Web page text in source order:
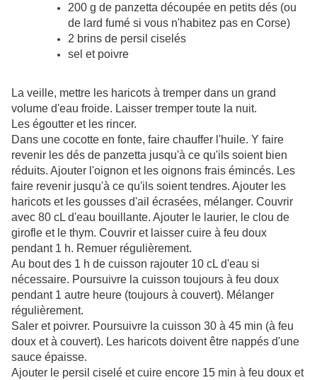
200 g de panzetta découpée en petits dés (ou
de lard fumé si vous n'habitez pas en Corse)
2 brins de persil ciselés
sel et poivre
La veille, mettre les haricots à tremper dans un grand
volume d'eau froide. Laisser tremper toute la nuit.
Les égoutter et les rincer.
Dans une cocotte en fonte, faire chauffer l'huile. Y faire
revenir les dés de panzetta jusqu'à ce qu'ils soient bien
réduits. Ajouter l'oignon et les oignons frais émincés. Les
faire revenir jusqu'à ce qu'ils soient tendres. Ajouter les
haricots et les gousses d'ail écrasées, mélanger. Couvrir
avec 80 cL d'eau bouillante. Ajouter le laurier, le clou de
girofle et le thym. Couvrir et laisser cuire à feu doux
pendant 1 h. Remuer régulièrement.
Au bout des 1 h de cuisson rajouter 10 cL d'eau si
nécessaire. Poursuivre la cuisson toujours à feu doux
pendant 1 autre heure (toujours à couvert). Mélanger
régulièrement.
Saler et poivrer. Poursuivre la cuisson 30 à 45 min (à feu
doux et à couvert). Les haricots doivent être nappés d'une
sauce épaisse.
Ajouter le persil ciselé et cuire encore 15 min à feu doux et